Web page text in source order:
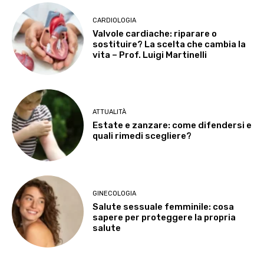
CARDIOLOGIA
Valvole cardiache: riparare o
sostituire? La scelta che cambia la
vita – Prof. Luigi Martinelli
ATTUALITÀ
Estate e zanzare: come difendersi e
quali rimedi scegliere?
GINECOLOGIA
Salute sessuale femminile: cosa
sapere per proteggere la propria
salute